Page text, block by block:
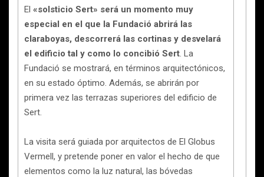
El «solsticio Sert» será un momento muy
especial en el que la Fundació abrirá las
claraboyas, descorrerá las cortinas y desvelará
el edificio tal y como lo concibió Sert. La
Fundació se mostrará, en términos arquitectónicos,
en su estado óptimo. Además, se abrirán por
primera vez las terrazas superiores del edificio de
Sert.
La visita será guiada por arquitectos de El Globus
Vermell, y pretende poner en valor el hecho de que
elementos como la luz natural, las bóvedas